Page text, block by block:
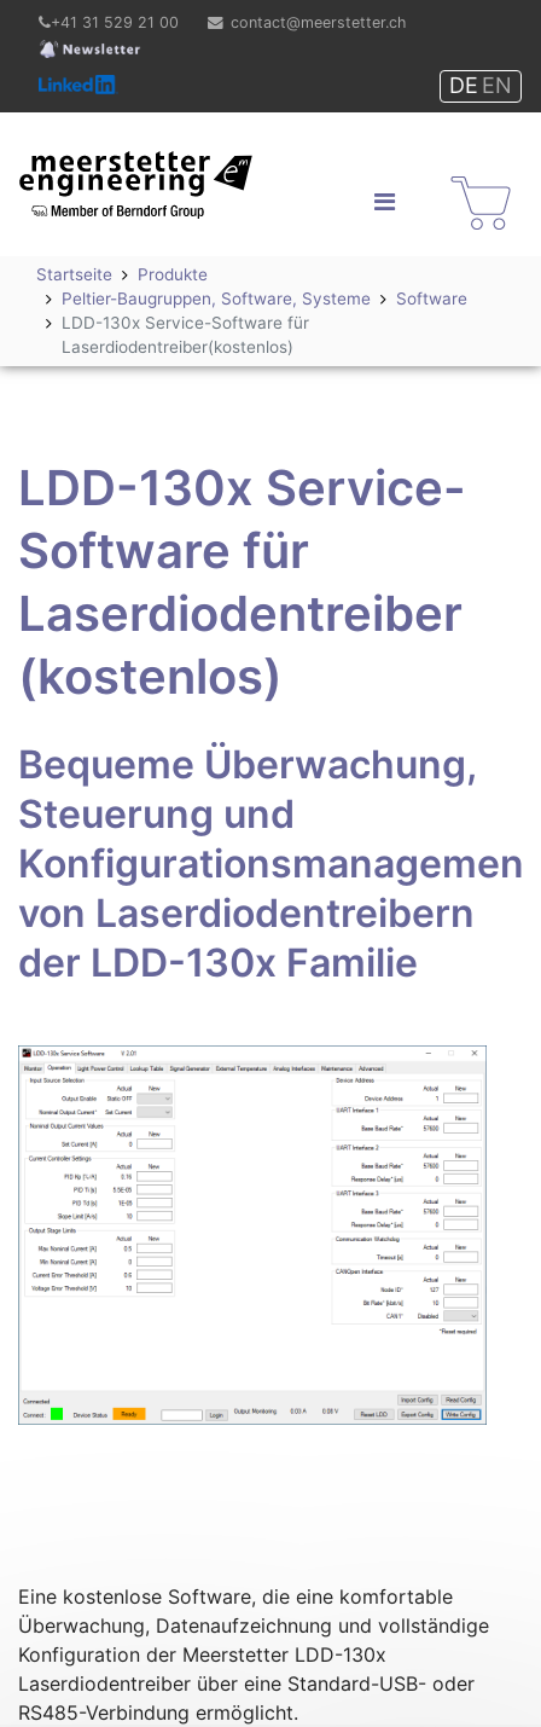
+41 31 529 21 00 contact@meerstetter.ch
DE EN
Meerstetter Engineering
GmbH
Shop
Startseite
Produkte
Peltier-Baugruppen, Software, Systeme
Software
LDD-130x Service-Software für
Laserdiodentreiber(kostenlos)
LDD-130x Service-
Software für
Laserdiodentreiber
(kostenlos)
Bequeme Überwachung,
Steuerung und
Konfigurationsmanagement
von Laserdiodentreibern
der LDD-130x Familie
Eine kostenlose Software, die eine komfortable
Überwachung, Datenaufzeichnung und vollständige
Konfiguration der Meerstetter LDD-130x
Laserdiodentreiber über eine Standard-USB- oder
RS485-Verbindung ermöglicht.